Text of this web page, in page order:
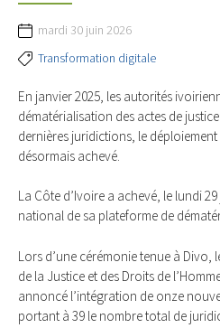
mardi 30 juin 2026
Transformation digitale
En janvier 2025, les autorités
dématérialisation des actes de
dernières juridictions, le
désormais achevé.
La Côte d’Ivoire a achevé, le lundi
national de sa plateforme de
Lors d’une cérémonie tenue à Divo,
de la Justice et des Droits de
annoncé l’intégration de onze
portant à 39 le nombre total de